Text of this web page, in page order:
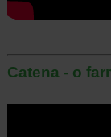
Catena - o